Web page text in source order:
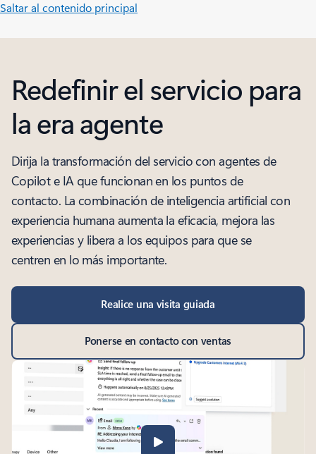
Saltar al contenido principal
Redefinir el servicio para
la era agente
Dirija la transformación del servicio con agentes de
Copilot e IA que funcionan en los puntos de
contacto. La combinación de inteligencia artificial con
experiencia humana aumenta la eficacia, mejora las
experiencias y libera a los equipos para que se
centren en lo más importante.
Realice una visita guiada
Ponerse en contacto con ventas